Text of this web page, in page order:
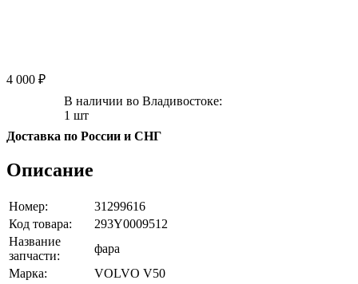
4 000 ₽
В наличии во Владивостоке:
1 шт
Доставка по России и СНГ
Описание
Номер:
31299616
Код товара:
293Y0009512
Название
запчасти:
фара
Марка:
VOLVO V50